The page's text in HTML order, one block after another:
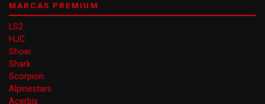
MARCAS PREMIUM
LS2
HJC
Shoei
Shark
Scorpion
Alpinestars
Acerbis